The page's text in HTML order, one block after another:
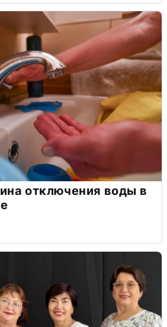
отключения воды в